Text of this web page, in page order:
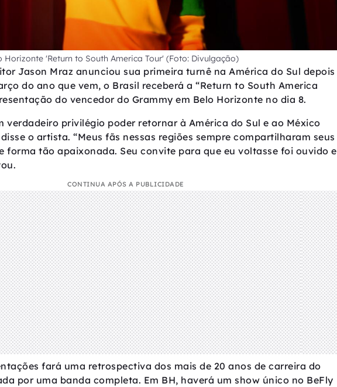
Horizonte 'Return to South America Tour' (Foto: Divulgação)
Jason Mraz anunciou sua primeira turnê na América do Sul depois
do ano que vem, o Brasil receberá a “Return to South America
do vencedor do Grammy em Belo Horizonte no dia 8.
verdadeiro privilégio poder retornar à América do Sul e ao México
o artista. “Meus fãs nessas regiões sempre compartilharam seus
forma tão apaixonada. Seu convite para que eu voltasse foi ouvido e
CONTINUA APÓS A PUBLICIDADE
fará uma retrospectiva dos mais de 20 anos de carreira do
por uma banda completa. Em BH, haverá um show único no BeFly